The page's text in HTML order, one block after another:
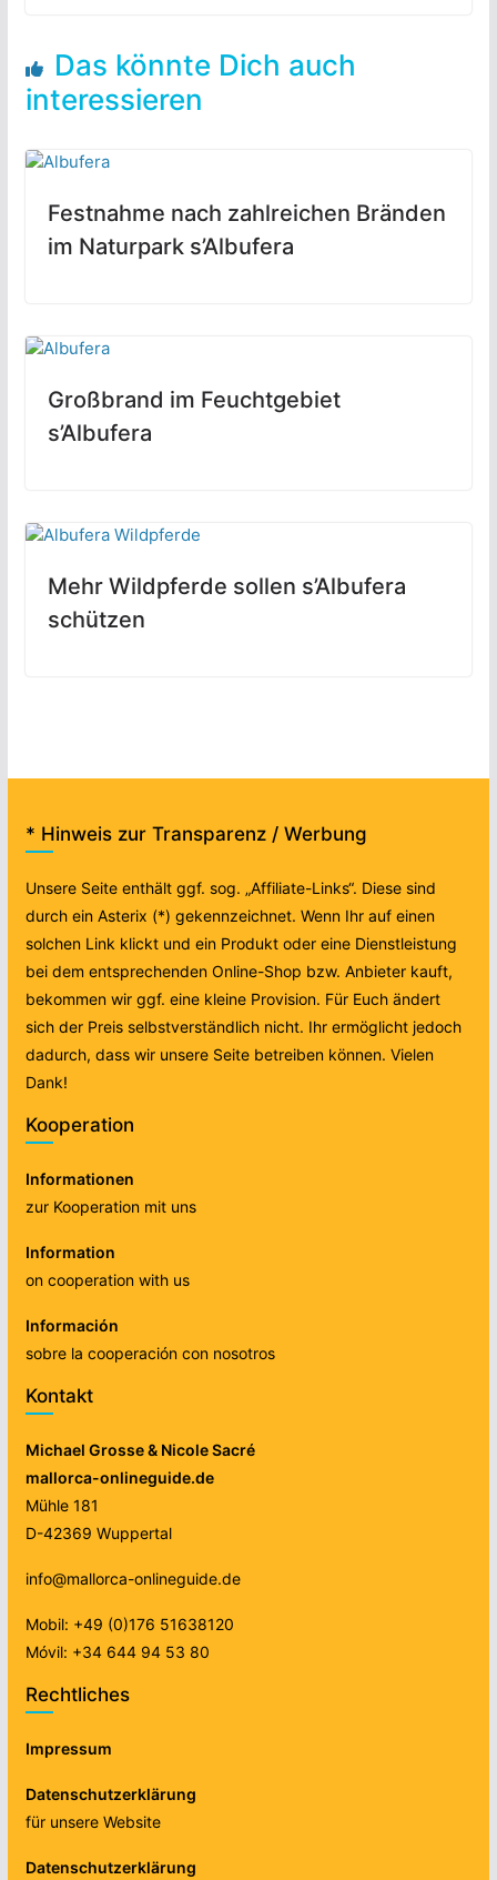
Das könnte Dich auch
interessieren
Festnahme nach zahlreichen Bränden
im Naturpark s’Albufera
Großbrand im Feuchtgebiet
s’Albufera
Mehr Wildpferde sollen s’Albufera
schützen
* Hinweis zur Transparenz / Werbung
Unsere Seite enthält ggf. sog. „Affiliate-Links“. Diese sind
durch ein Asterix (*) gekennzeichnet. Wenn Ihr auf einen
solchen Link klickt und ein Produkt oder eine Dienstleistung
bei dem entsprechenden Online-Shop bzw. Anbieter kauft,
bekommen wir ggf. eine kleine Provision. Für Euch ändert
sich der Preis selbstverständlich nicht. Ihr ermöglicht jedoch
dadurch, dass wir unsere Seite betreiben können. Vielen
Dank!
Kooperation
Informationen
zur Kooperation mit uns
Information
on cooperation with us
Información
sobre la cooperación con nosotros
Kontakt
Michael Grosse & Nicole Sacré
mallorca-onlineguide.de
Mühle 181
D-42369 Wuppertal
info@mallorca-onlineguide.de
Mobil: +49 (0)176 51638120
Móvil: +34 644 94 53 80
Rechtliches
Impressum
Datenschutzerklärung
für unsere Website
Datenschutzerklärung